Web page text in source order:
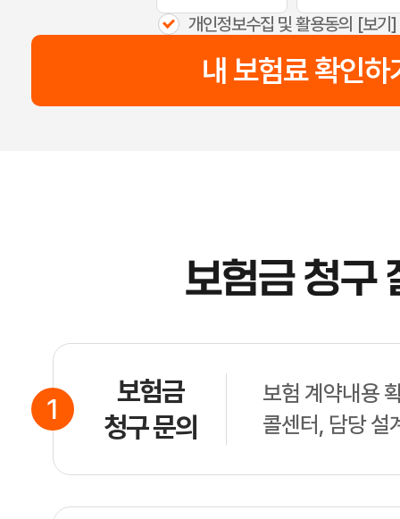
개인정보수집 및 활용동의 [보기]
내 보험료 확인하
보험금 청구
1
보험금
청구 문의
보험 계약내용
콜센터, 담당 설